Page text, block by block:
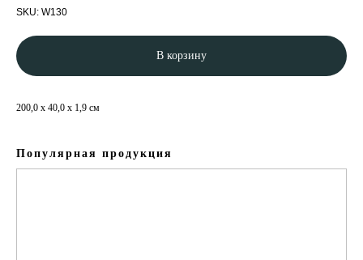
SKU: W130
В корзину
200,0 x 40,0 x 1,9 см
Популярная продукция